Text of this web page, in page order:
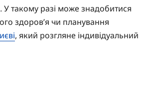
У такому разі може знадобитися
здоров’я чи планування
, який розгляне індивідуальний